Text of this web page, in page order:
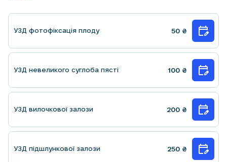
УЗД фотофiксацiя плоду 50 ₴
УЗД невеликого суглоба пясті 100 ₴
УЗД вилочкової залози 200 ₴
УЗД пiдшлункової залози 250 ₴